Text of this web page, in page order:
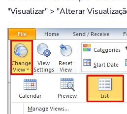
"Visualizar" > "Alterar